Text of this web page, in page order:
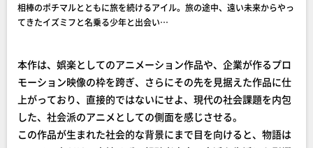
相棒のポチマルとともに旅を続けるアイル。旅の途中、遠い未来からやっ
てきたイズミフと名乗る少年と出会い…
本作は、娯楽としてのアニメーション作品や、企業が作るプロ
モーション映像の枠を跨ぎ、さらにその先を見据えた作品に仕
上がっており、直接的ではないにせよ、現代の社会課題を内包
した、社会派のアニメとしての側面を感じさせる。
この作品が生まれた社会的な背景にまで目を向けると、物語は